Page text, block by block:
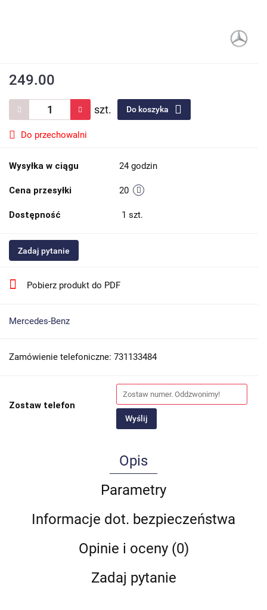
249.00
szt. Do koszyka
Do przechowalni
Wysyłka w ciągu 24 godzin
Cena przesyłki 20
Dostępność 1 szt.
Zadaj pytanie
Pobierz produkt do PDF
Mercedes-Benz
Zamówienie telefoniczne: 731133484
Zostaw telefon
Wyślij
Opis
Parametry
Informacje dot. bezpieczeństwa
Opinie i oceny (0)
Zadaj pytanie